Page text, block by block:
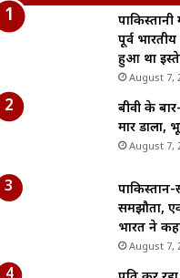
पाकिस्तानी
पूर्व
हुआ था
August 7,
बीवी के
मार डाला,
August 7,
समझौता,
भारत ने
August 7,